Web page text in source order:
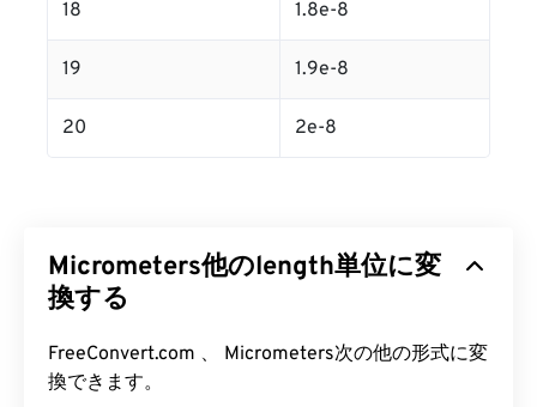
18 1.8e-8
19 1.9e-8
20 2e-8
Micrometers他のlength単位に変
換する
FreeConvert.com 、 Micrometers次の他の形式に変
換できます。